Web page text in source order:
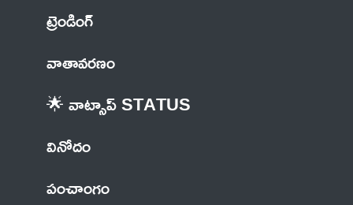
ట్రెండింగ్
వాతావరణం
🌟 వాట్సాప్ STATUS
వినోదం
పంచాంగం